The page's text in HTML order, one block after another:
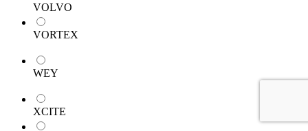
VOLVO
VORTEX
WEY
XCITE